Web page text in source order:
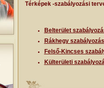
Térképek -szabályozási
Belterület
Rákhegy
Felső-Kincses
Külterületi